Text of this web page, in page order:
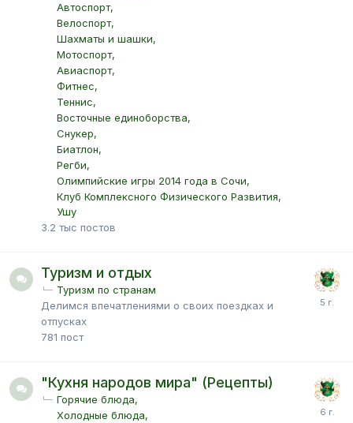
Автоспорт
Велоспорт
Шахматы и шашки
Мотоспорт
Авиаспорт
Фитнес
Теннис
Восточные единоборства
Снукер
Биатлон
Регби
Олимпийские игры 2014 года в Сочи
Клуб Комплексного Физического Развития
Ушу
3.2 тыс постов
Туризм и отдых
Туризм по странам
Делимся впечатлениями о своих поездках и
отпусках
781 пост
"Кухня народов мира" (Рецепты)
Горячие блюда
Холодные блюда